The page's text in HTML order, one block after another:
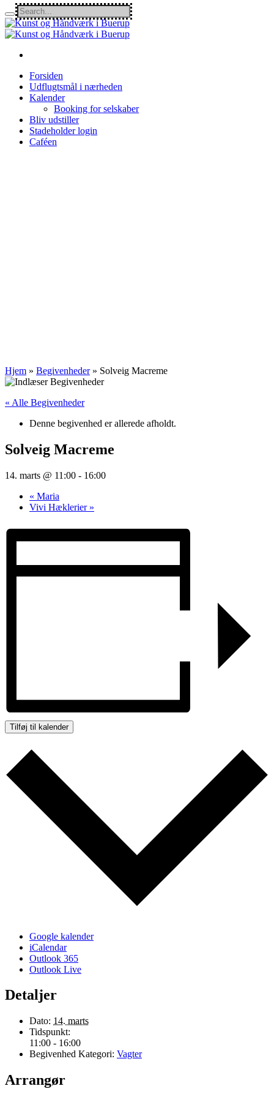
Forsiden
Udflugtsmål i nærheden
Kalender
Booking for selskaber
Bliv udstiller
Stadeholder login
Caféen
Hjem » Begivenheder» Solveig Macreme
« Alle Begivenheder
Denne begivenhed er allerede afholdt.
Solveig Macreme
14. marts @ 11:00 - 16:00
« Maria
Vivi Hæklerier »
Tilføj til kalender
Google kalender
iCalendar
Outlook 365
Outlook Live
Detaljer
Dato: 14. marts
Tidspunkt:
11:00 - 16:00
Begivenhed Kategori: Vagter
Arrangør